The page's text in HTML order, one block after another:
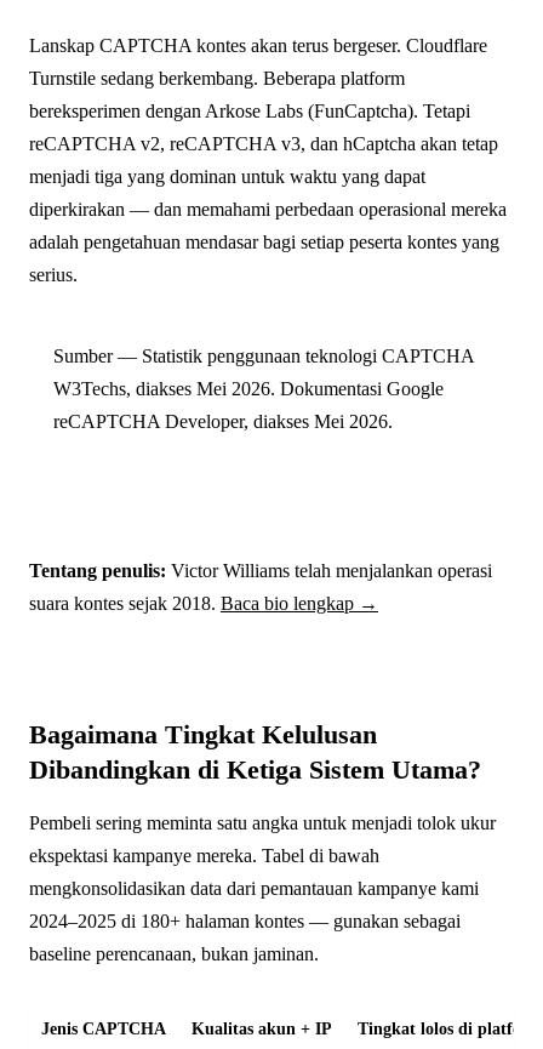
Lanskap CAPTCHA kontes akan terus bergeser. Cloudflare
Turnstile sedang berkembang. Beberapa platform
bereksperimen dengan Arkose Labs (FunCaptcha). Tetapi
reCAPTCHA v2, reCAPTCHA v3, dan hCaptcha akan tetap
menjadi tiga yang dominan untuk waktu yang dapat
diperkirakan — dan memahami perbedaan operasional mereka
adalah pengetahuan mendasar bagi setiap peserta kontes yang
serius.
Sumber — Statistik penggunaan teknologi CAPTCHA
W3Techs, diakses Mei 2026. Dokumentasi Google
reCAPTCHA Developer, diakses Mei 2026.
Tentang penulis: Victor Williams telah menjalankan operasi
suara kontes sejak 2018. Baca bio lengkap →
Bagaimana Tingkat Kelulusan
Dibandingkan di Ketiga Sistem Utama?
Pembeli sering meminta satu angka untuk menjadi tolok ukur
ekspektasi kampanye mereka. Tabel di bawah
mengkonsolidasikan data dari pemantauan kampanye kami
2024–2025 di 180+ halaman kontes — gunakan sebagai
baseline perencanaan, bukan jaminan.
Jenis CAPTCHA Kualitas akun + IP Tingkat lolos di platform